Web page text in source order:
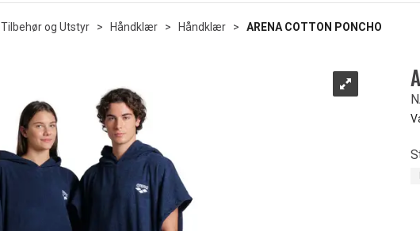
Tilbehør og Utstyr > Håndklær > Håndklær > ARENA COTTON PONCHO